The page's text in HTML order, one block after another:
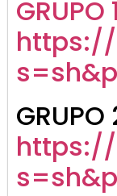
GRUPO
https://
GRUPO
https://